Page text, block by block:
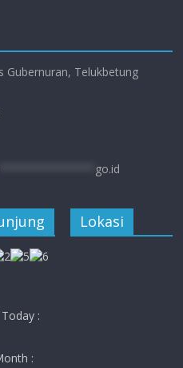
Gubernuran, Telukbetung
go.id
:
:
Lokasi